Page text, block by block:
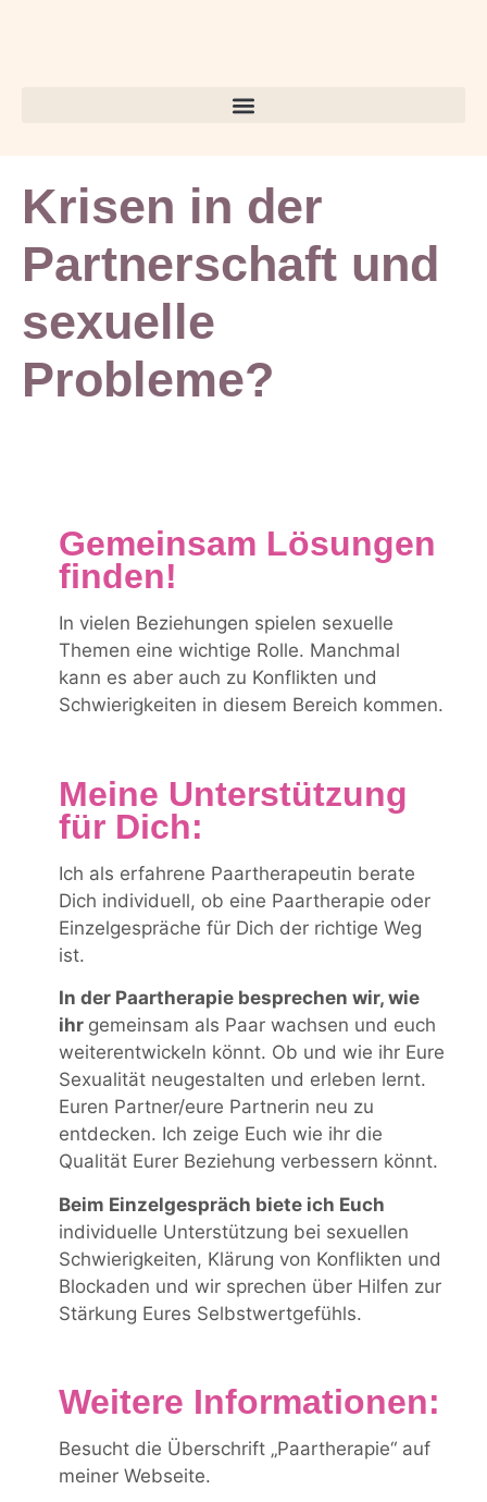
Krisen in der
Partnerschaft und
sexuelle
Probleme?
Gemeinsam Lösungen
finden!
In vielen Beziehungen spielen sexuelle
Themen eine wichtige Rolle. Manchmal
kann es aber auch zu Konflikten und
Schwierigkeiten in diesem Bereich kommen.
Meine Unterstützung
für Dich:
Ich als erfahrene Paartherapeutin berate
Dich individuell, ob eine Paartherapie oder
Einzelgespräche für Dich der richtige Weg
ist.
In der Paartherapie besprechen wir, wie
ihr gemeinsam als Paar wachsen und euch
weiterentwickeln könnt. Ob und wie ihr Eure
Sexualität neugestalten und erleben lernt.
Euren Partner/eure Partnerin neu zu
entdecken. Ich zeige Euch wie ihr die
Qualität Eurer Beziehung verbessern könnt.
Beim Einzelgespräch biete ich Euch
individuelle Unterstützung bei sexuellen
Schwierigkeiten, Klärung von Konflikten und
Blockaden und wir sprechen über Hilfen zur
Stärkung Eures Selbstwertgefühls.
Weitere Informationen:
Besucht die Überschrift „Paartherapie“ auf
meiner Webseite.